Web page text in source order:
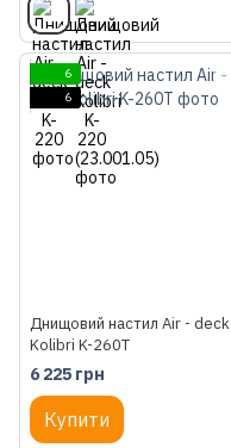
6
6
Днищовий настил Air - deck
Kolibri K-260Т
6 225 грн
Купити